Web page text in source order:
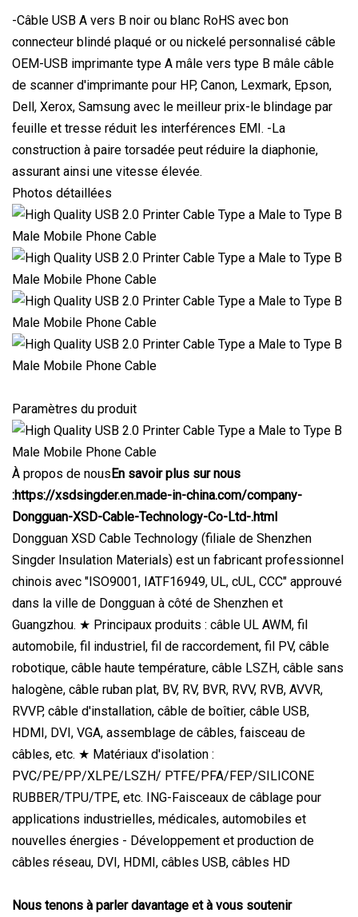
-Câble USB A vers B noir ou blanc RoHS avec bon
connecteur blindé plaqué or ou nickelé personnalisé câble
OEM-USB imprimante type A mâle vers type B mâle câble
de scanner d'imprimante pour HP, Canon, Lexmark, Epson,
Dell, Xerox, Samsung avec le meilleur prix-le blindage par
feuille et tresse réduit les interférences EMI. -La
construction à paire torsadée peut réduire la diaphonie,
assurant ainsi une vitesse élevée.
Photos détaillées
Paramètres du produit
À propos de nousEn savoir plus sur nous
:https://xsdsingder.en.made-in-china.com/company-
Dongguan-XSD-Cable-Technology-Co-Ltd-.html
Dongguan XSD Cable Technology (filiale de Shenzhen
Singder Insulation Materials) est un fabricant professionnel
chinois avec "ISO9001, IATF16949, UL, cUL, CCC" approuvé
dans la ville de Dongguan à côté de Shenzhen et
Guangzhou. ★ Principaux produits : câble UL AWM, fil
automobile, fil industriel, fil de raccordement, fil PV, câble
robotique, câble haute température, câble LSZH, câble sans
halogène, câble ruban plat, BV, RV, BVR, RVV, RVB, AVVR,
RVVP, câble d'installation, câble de boîtier, câble USB,
HDMI, DVI, VGA, assemblage de câbles, faisceau de
câbles, etc. ★ Matériaux d'isolation :
PVC/PE/PP/XLPE/LSZH/ PTFE/PFA/FEP/SILICONE
RUBBER/TPU/TPE, etc. ING-Faisceaux de câblage pour
applications industrielles, médicales, automobiles et
nouvelles énergies - Développement et production de
câbles réseau, DVI, HDMI, câbles USB, câbles HD
Nous tenons à parler davantage et à vous soutenir